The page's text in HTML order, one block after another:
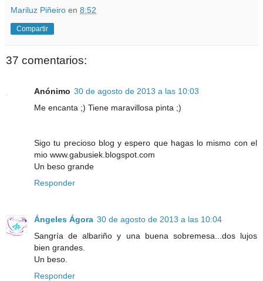
Mariluz Piñeiro en 8:52
Compartir
37 comentarios:
Anónimo 30 de agosto de 2013 a las 10:03
Me encanta ;) Tiene maravillosa pinta ;)
Sigo tu precioso blog y espero que hagas lo mismo con el
mio www.gabusiek.blogspot.com
Un beso grande
Responder
Ángeles Ágora 30 de agosto de 2013 a las 10:04
Sangría de albariño y una buena sobremesa...dos lujos
bien grandes.
Un beso.
Responder